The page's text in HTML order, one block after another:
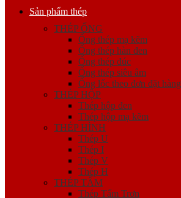
Sản phẩm thép
THÉP ỐNG
Ống thép mạ kẽm
Ống thép hàn đen
Ống thép đúc
Ống thép siêu âm
Ống lốc theo đơn đặt hàng
THÉP HỘP
Thép hộp đen
Thép hộp mạ kẽm
THÉP HÌNH
Thép U
Thép I
Thép V
Thép H
THÉP TẤM
Thép Tấm Trơn